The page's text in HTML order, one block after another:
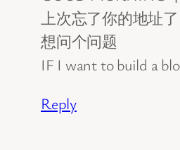
上次忘了你的地址
想问个问题
IF I want to build a
Reply